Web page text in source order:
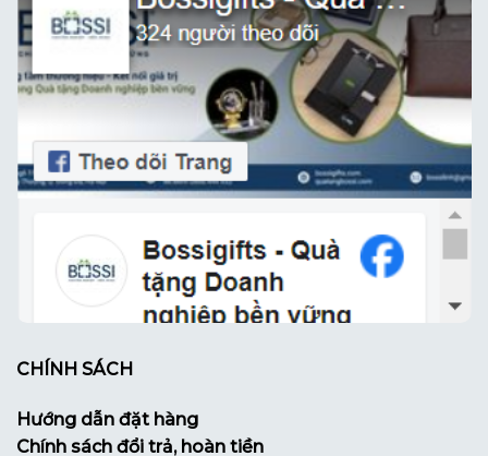
CHÍNH SÁCH
Hướng dẫn đặt hàng
Chính sách đổi trả, hoàn tiền